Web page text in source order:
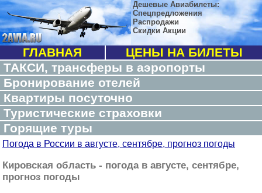
Дешевые Авиабилеты:
Спецпредложения
Распродажи
Скидки Акции
ГЛАВНАЯ
ЦЕНЫ НА БИЛЕТЫ
ТАКСИ, трансферы в аэропорты
Бронирование отелей
Квартиры посуточно
Туристические страховки
Горящие туры
Погода в России в августе, сентябре, прогноз погоды
Кировская область - погода в августе, сентябре,
прогноз погоды